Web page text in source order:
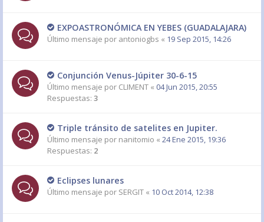
EXPOASTRONÓMICA EN YEBES (GUADALAJARA)
Último mensaje por antoniogbs « 19 Sep 2015, 14:26
Conjunción Venus-Júpiter 30-6-15
Último mensaje por CLIMENT « 04 Jun 2015, 20:55
Respuestas: 3
Triple tránsito de satelites en Jupiter.
Último mensaje por nanitomio « 24 Ene 2015, 19:36
Respuestas: 2
Eclipses lunares
Último mensaje por SERGIT « 10 Oct 2014, 12:38